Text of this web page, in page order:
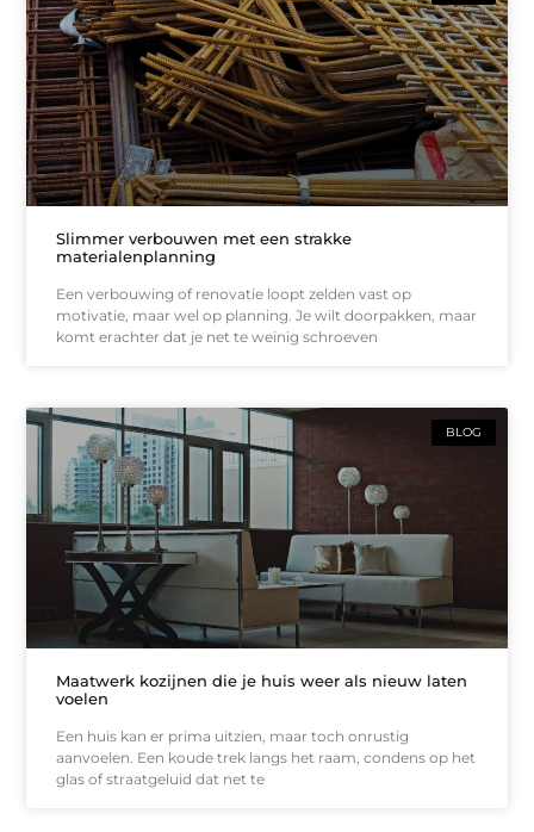
Slimmer verbouwen met een strakke
materialenplanning
Een verbouwing of renovatie loopt zelden vast op
motivatie, maar wel op planning. Je wilt doorpakken, maar
komt erachter dat je net te weinig schroeven
BLOG
Maatwerk kozijnen die je huis weer als nieuw laten
voelen
Een huis kan er prima uitzien, maar toch onrustig
aanvoelen. Een koude trek langs het raam, condens op het
glas of straatgeluid dat net te